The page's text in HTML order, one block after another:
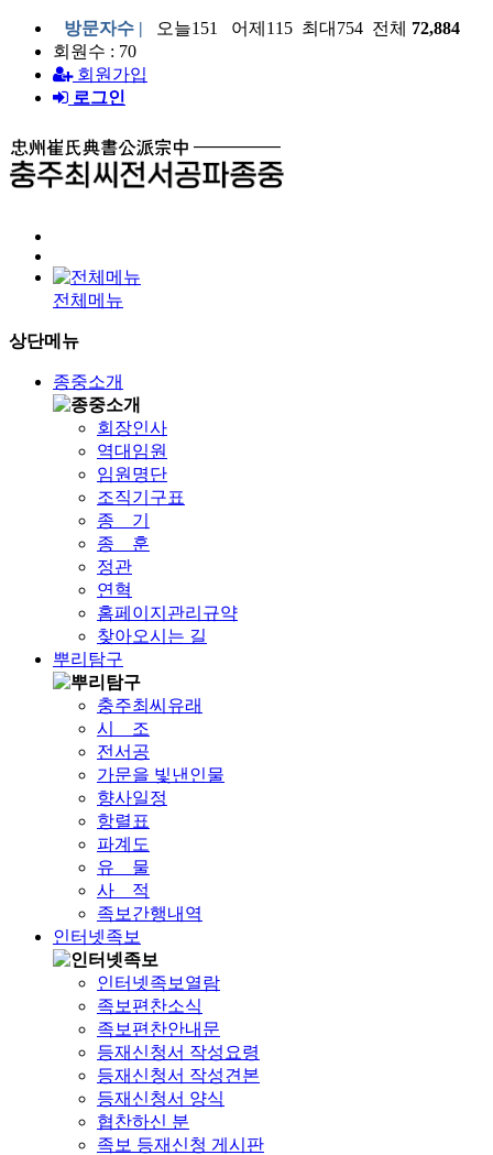
방문자수 | 오늘151 어제115 최대754 전체 72,884
회원수 : 70
회원가입
로그인
전체메뉴
상단메뉴
종중소개
회장인사
역대임원
임원명단
조직기구표
종 기
종 훈
정관
연혁
홈페이지관리규약
찾아오시는 길
뿌리탐구
충주최씨유래
시 조
전서공
가문을 빛낸인물
향사일정
항렬표
파계도
유 물
사 적
족보간행내역
인터넷족보
인터넷족보열람
족보편찬소식
족보편찬안내문
등재신청서 작성요령
등재신청서 작성견본
등재신청서 양식
협찬하신 분
족보 등재신청 게시판